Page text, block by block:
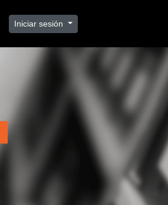
Iniciar sesión